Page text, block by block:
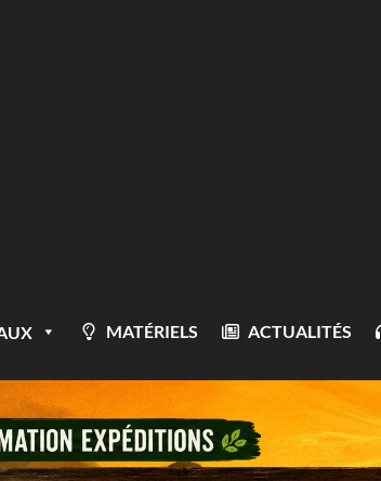
MATÉRIELS ACTUALITÉS